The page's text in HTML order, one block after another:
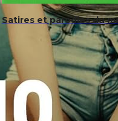
Satires et parodies du